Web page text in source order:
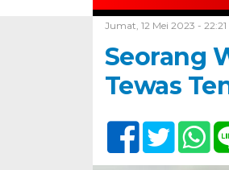
Jumat, 12 Mei 2023 - 22:21
Seorang
Tewas